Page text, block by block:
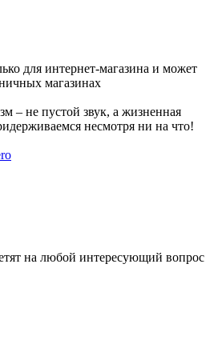
для интернет-магазина и может
магазинах
– не пустой звук, а жизненная
несмотря ни на что!
на любой интересующий вопрос